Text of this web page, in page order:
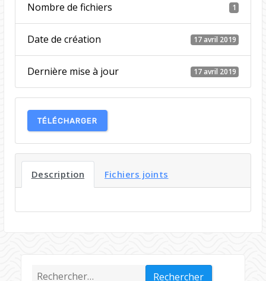
Nombre de fichiers 1
Date de création 17 avril 2019
Dernière mise à jour 17 avril 2019
TÉLÉCHARGER
Description Fichiers joints
Rechercher :